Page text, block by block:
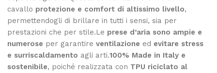
cavallo protezione e comfort di altissimo livello,
permettendogli di brillare in tutti i sensi, sia per
prestazioni che per stile.Le prese d’aria sono ampie e
numerose per garantire ventilazione ed evitare stress
e surriscaldamento agli arti.100% Made in Italy e
sostenibile, poiché realizzata con TPU riciclato al